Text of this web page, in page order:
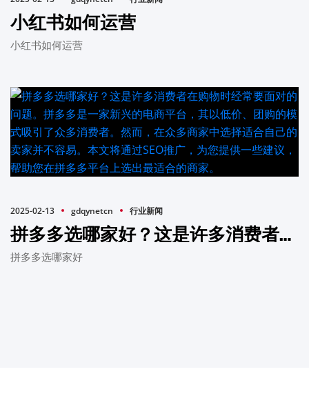
小红书如何运营
小红书如何运营
2025-02-13 gdqynetcn 行业新闻
拼多多选哪家好？这是许多消费者在购物时经常要面对的问题。拼多多是一家新兴的电商平台，其以低价、团购的模式吸引了众多消费者。然而，在众多商家中选择适合自己的卖家并不容易。本文将通过SEO推广，为您提供一些建议，帮助您在拼多多平台上选出最适合的商家。
拼多多选哪家好